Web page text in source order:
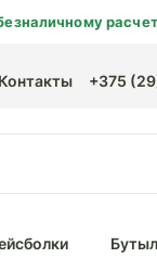
Контакты +375